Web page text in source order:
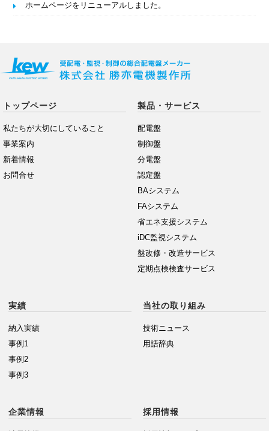
ホームページをリニューアルしました。
トップページ
私たちが大切にしていること
事業案内
新着情報
お問合せ
製品・サービス
配電盤
制御盤
分電盤
認定盤
BAシステム
FAシステム
省エネ支援システム
iDC監視システム
盤改修・改造サービス
定期点検検査サービス
実績
納入実績
事例1
事例2
事例3
当社の取り組み
技術ニュース
用語辞典
企業情報 採用情報